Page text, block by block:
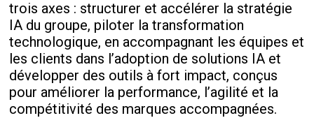
trois axes : structurer et accélérer la stratégie
IA du groupe, piloter la transformation
technologique, en accompagnant les équipes et
les clients dans l’adoption de solutions IA et
développer des outils à fort impact, conçus
pour améliorer la performance, l’agilité et la
compétitivité des marques accompagnées.